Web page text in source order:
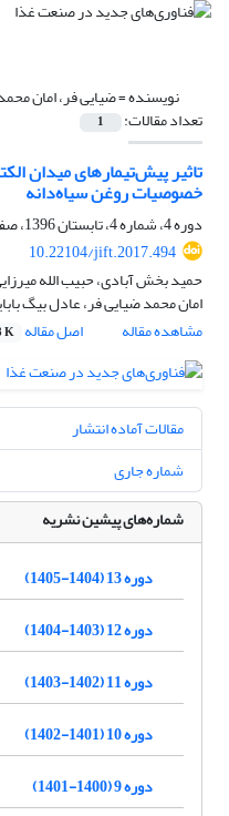
نویسنده =ضیایی فر، امان
تعداد مقالات: 1
تاثیر پیش‌تیمارهای میدان
خصوصیات روغن سیاه‌دانه
دوره 4، شماره 4، تابستان 1396، صفحه
10.22104/jift.2017.494
حمید بخش آبادی، حبیب الله
امان محمد ضیایی فر، عادل بیگ
مشاهده مقاله
اصل مقاله K
مقالات آماده انتشار
شماره جاری
شماره‌های پیشین نشریه
دوره 13 (1404-1405)
دوره 12 (1403-1404)
دوره 11 (1402-1403)
دوره 10 (1401-1402)
دوره 9 (1400-1401)